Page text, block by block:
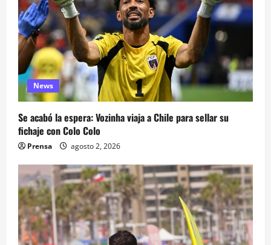
News
Se acabó la espera: Vozinha viaja a Chile para sellar su
fichaje con Colo Colo
Prensa agosto 2, 2026